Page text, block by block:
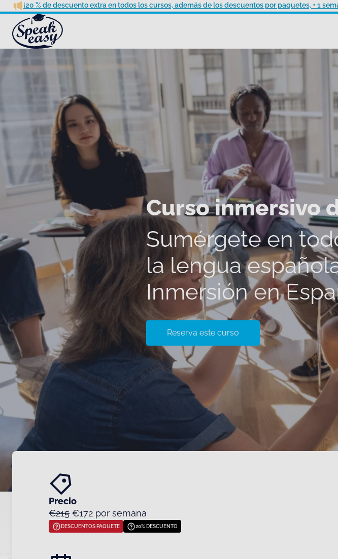
¡20 % de descuento extra en todos los cursos, además de los descuentos por paquetes, + 1
Curso inmersivo
Sumérgete en
la lengua
Inmersión en
Reserva este curso
Precio
€215 €172 por semana
DESCUENTOS PAQUETE 20% DESCUENTO